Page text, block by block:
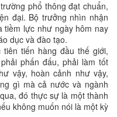
phổ thông đạt chuẩn,
đại. Bộ trưởng nhìn nhận
tiềm lực như ngày hôm nay
dục và đào tạo.
tiến hàng đầu thế giới,
phấn đấu, phải làm tốt
vậy, hoàn cảnh như vậy,
gì mà cả nước và ngành
đó thực sự là một thành
không muốn nói là một kỳ